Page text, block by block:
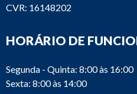
CVR: 16148202
HORÁRIO DE
Segunda - Quinta: 8:00 às 16:00
Sexta: 8:00 às 14:00